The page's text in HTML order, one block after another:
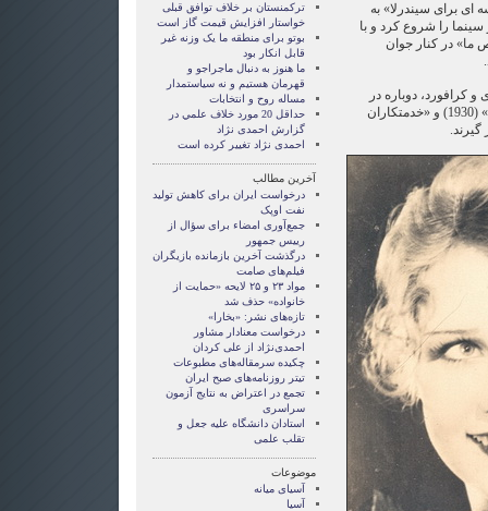
ای برای سیندرلا» به
را شروع کرد و با
ما» در کنار جوان
کرافورد، دوباره در
فیلم‌های «عروس‌های خجالتی ما» (1930) و «خدمتکاران
ترکمنستان بر خلاف توافق قبلی
خواستار افزایش قیمت گاز است
بوتو برای منطقه ما یک وزنه غیر
قابل انکار بود
ما هنوز به دنبال ماجراجو و
قهرمان هستيم و نه سياستمدار
مساله روح و انتخابات
حداقل 20 مورد خلاف علمي در
گزارش احمدی نژاد
احمدی نژاد تغییر کرده است
آخرین مطالب
درخواست ایران برای کاهش تولید
نفت اوپک
جمع‌آوری امضاء برای سؤال از
رییس جمهور
درگذشت آخرین بازمانده بازیگران
فیلم‌های صامت
مواد ۲۳ و ۲۵ لایحه «حمایت از
خانواده» حذف شد
تازه‌های نشر: «بخارا»
درخواست معنادار مشاور
احمدی‌نژاد از علی کردان
چکیده سرمقاله‌های مطبوعات
تیتر روزنامه‌های صبح ایران
تجمع در اعتراض به نتایج آزمون
سراسری
استادان دانشگاه علیه جعل و
تقلب علمی
موضوعات
آسيای ميانه
آسیا